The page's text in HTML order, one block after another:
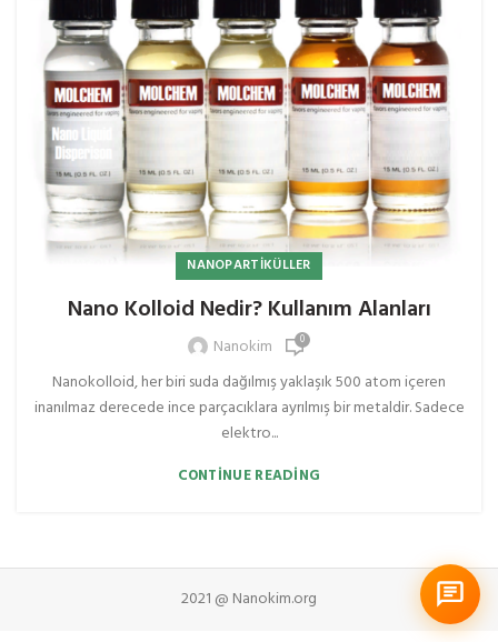
NANOPARTIKÜLLER
Nano Kolloid Nedir? Kullanım Alanları
Nanokim 0
Nanokolloid, her biri suda dağılmış yaklaşık 500 atom içeren
inanılmaz derecede ince parçacıklara ayrılmış bir metaldir. Sadece
elektro...
CONTINUE READING
2021 @ Nanokim.org